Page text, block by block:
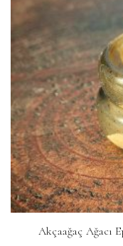
Akçaağaç Ağacı